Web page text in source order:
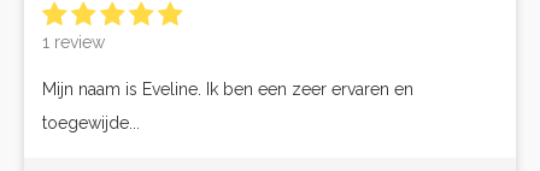
1 review
Mijn naam is Eveline. Ik ben een zeer ervaren en
toegewijde...